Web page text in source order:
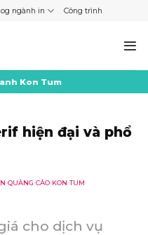
ngành in Công trình
Kon Tum
hiện đại và phổ
QUẢNG CÁO KON TUM
cho dịch vụ